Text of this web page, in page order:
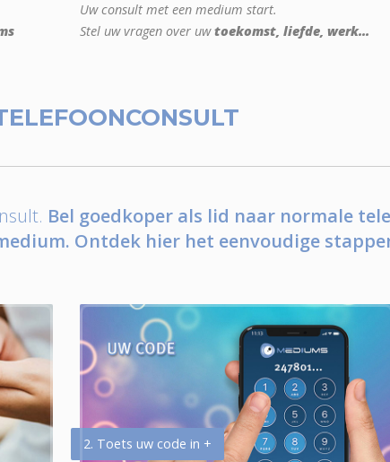
Uw consult met een medium start.
Stel uw vragen over uwtoekomst, liefde, werk...
Bel goedkoper als lid naar normale
Ontdek hier het eenvoudige
2. Toets uw code in +